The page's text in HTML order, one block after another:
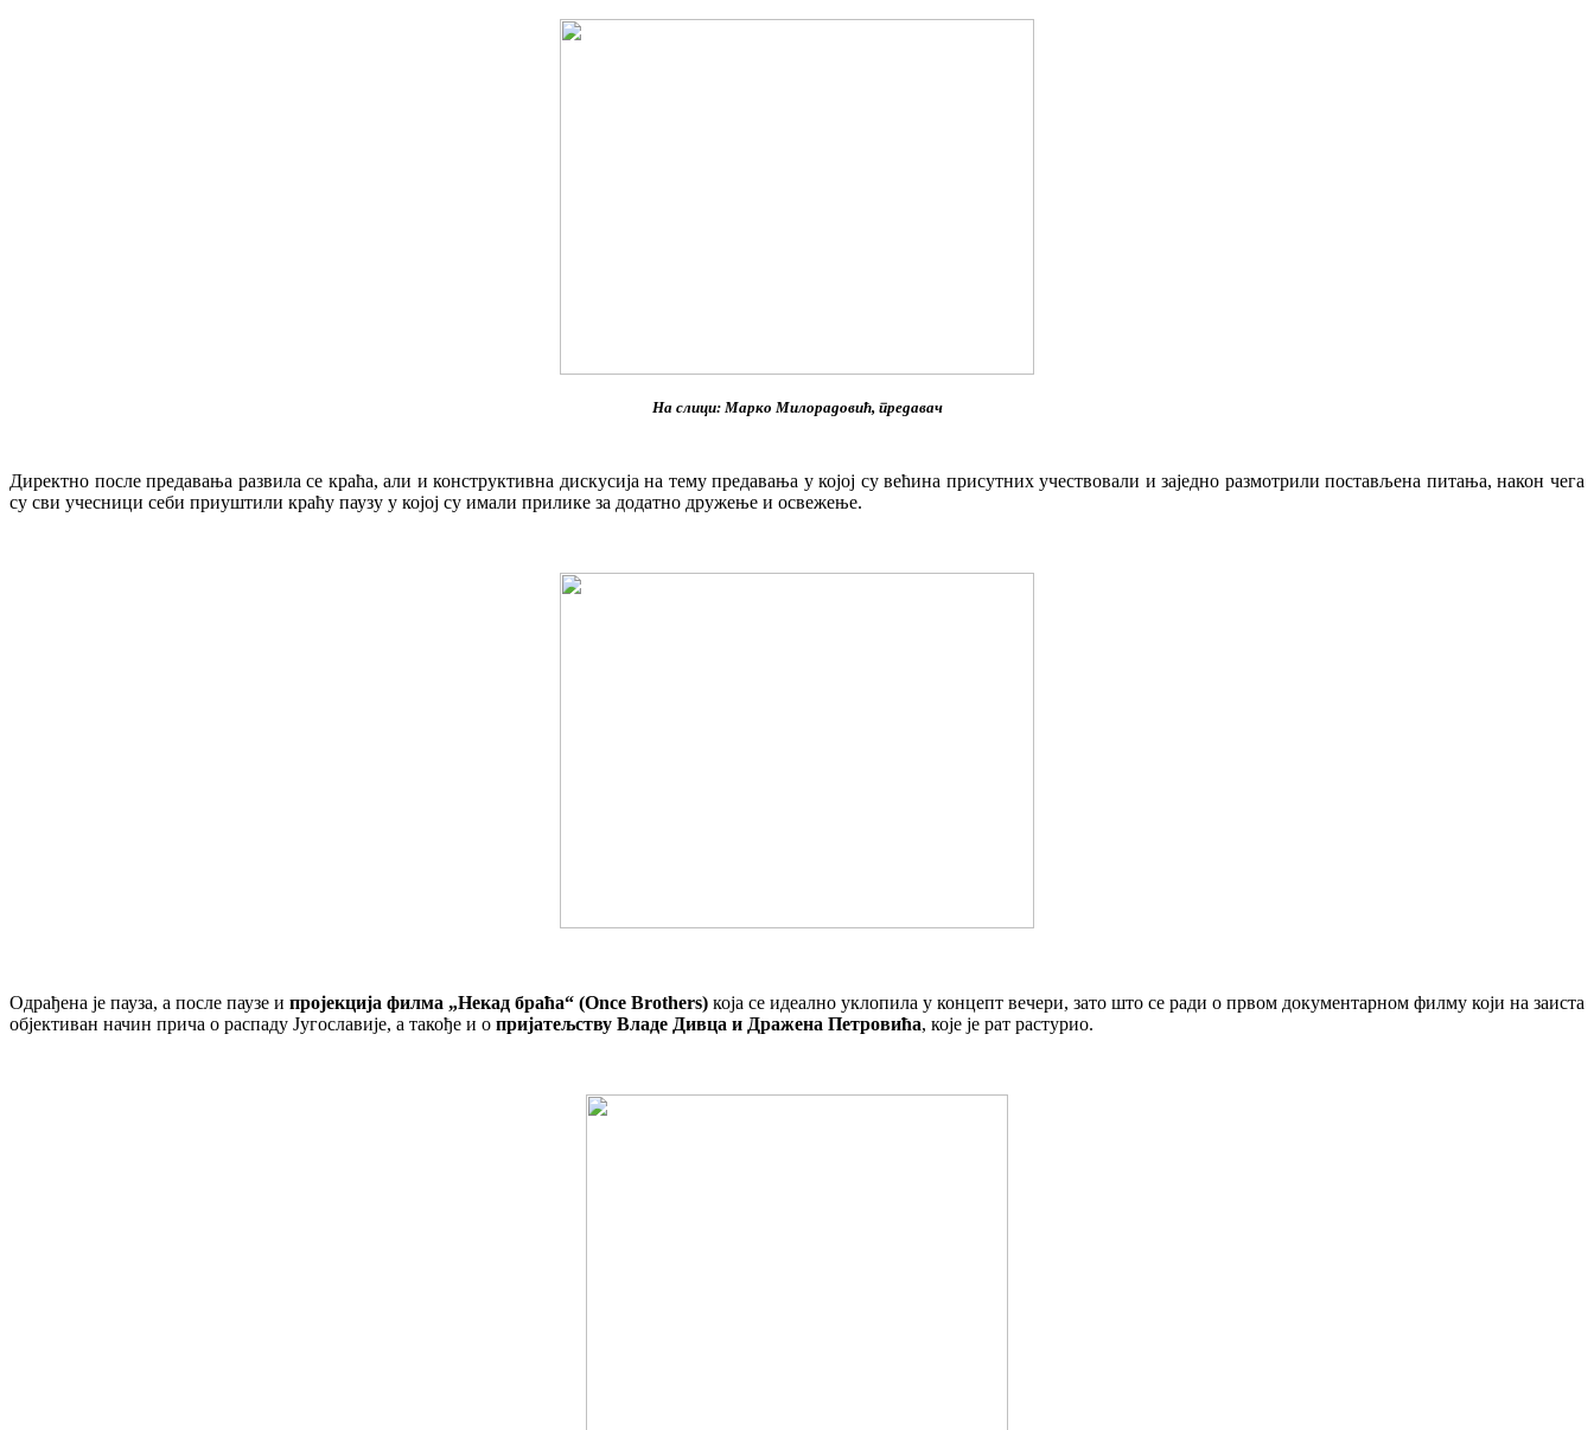
На слици: Марко Милорадовић, предавач
Директно после предавања развила се краћа, али и конструктивна дискусија на тему предавања у којој су већина присутних учествовали и заједно размотрили постављена питања, након чега
су сви учесници себи приуштили краћу паузу у којој су имали прилике за додатно дружење и освежење.
Одрађена је пауза, а после паузе и пројекција филма „Некад браћа“ (Once Brothers) која се идеално уклопила у концепт вечери, зато што се ради о првом документарном филму који на заиста
објективан начин прича о распаду Југославије, а такође и о пријатељству Владе Дивца и Дражена Петровића, које је рат растурио.